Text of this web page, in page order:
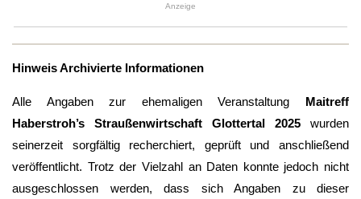
Anzeige
Hinweis Archivierte Informationen
Alle Angaben zur ehemaligen Veranstaltung Maitreff
Haberstroh’s Straußenwirtschaft Glottertal 2025 wurden
seinerzeit sorgfältig recherchiert, geprüft und anschließend
veröffentlicht. Trotz der Vielzahl an Daten konnte jedoch nicht
ausgeschlossen werden, dass sich Angaben zu dieser